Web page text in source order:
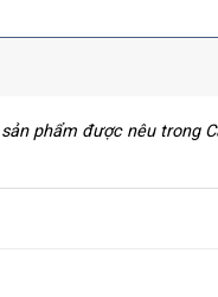
phẩm được nêu trong